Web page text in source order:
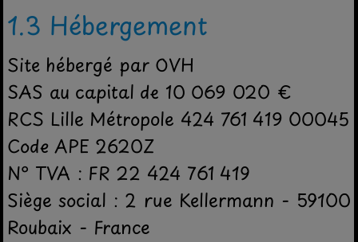
1.3 Hébergement
Site hébergé par OVH
SAS au capital de 10 069 020 €
RCS Lille Métropole 424 761 419 00045
Code APE 2620Z
N° TVA : FR 22 424 761 419
Siège social : 2 rue Kellermann - 59100
Roubaix - France